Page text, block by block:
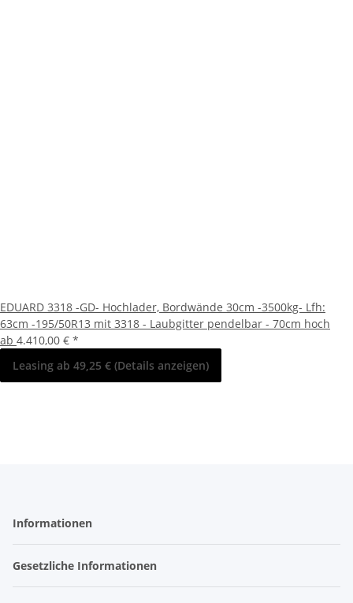
EDUARD 3318 -GD- Hochlader, Bordwände 30cm -3500kg- Lfh:
63cm -195/50R13 mit 3318 - Laubgitter pendelbar - 70cm hoch
ab 4.410,00 € *
Leasing ab 49,25 € (Details anzeigen)
Informationen
Gesetzliche Informationen